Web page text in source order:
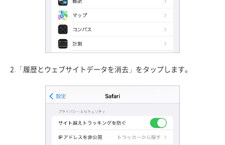
2.「履歴とウェブサイトデータを消去」をタップします。